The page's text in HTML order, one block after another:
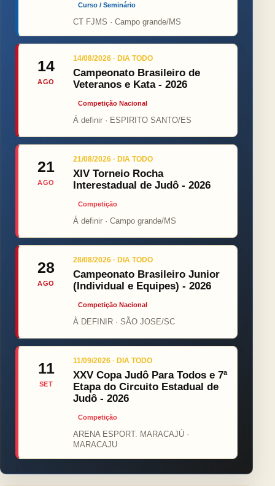
Curso / Seminário
CT FJMS · Campo grande/MS
14
AGO
14/08/2026 · DIA TODO
Campeonato Brasileiro de
Veteranos e Kata - 2026
Competição Nacional
Á definir · ESPIRITO SANTO/ES
21
AGO
21/08/2026 · DIA TODO
XIV Torneio Rocha
Interestadual de Judô - 2026
Competição
Á definir · Campo grande/MS
28
AGO
28/08/2026 · DIA TODO
Campeonato Brasileiro Junior
(Individual e Equipes) - 2026
Competição Nacional
À DEFINIR · SÃO JOSE/SC
11
SET
11/09/2026 · DIA TODO
XXV Copa Judô Para Todos e 7ª
Etapa do Circuito Estadual de
Judô - 2026
Competição
ARENA ESPORT. MARACAJÚ ·
MARACAJU